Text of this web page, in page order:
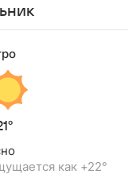
как +22°